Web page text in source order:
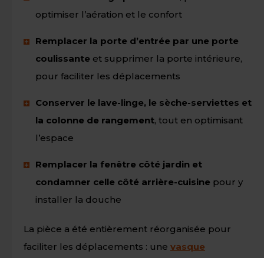
optimiser l’aération et le confort
Remplacer la porte d’entrée par une porte
coulissante et supprimer la porte intérieure,
pour faciliter les déplacements
Conserver le lave-linge, le sèche-serviettes et
la colonne de rangement, tout en optimisant
l’espace
Remplacer la fenêtre côté jardin et
condamner celle côté arrière-cuisine pour y
installer la douche
La pièce a été entièrement réorganisée pour
faciliter les déplacements : une vasque